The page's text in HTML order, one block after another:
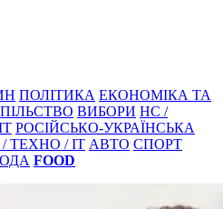
ПОЛІТИКА ЕКОНОМІКА ТА
ВИБОРИ НС /
РОСІЙСЬКО-УКРАЇНСЬКА
ТЕХНО / IT АВТО СПОРТ
FOOD